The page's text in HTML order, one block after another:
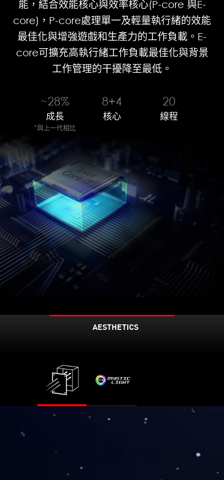
能，結合效能核心與效率核心(P-core 與E-
core)，P-core處理單一及輕量執行緒的效能
最佳化與增強遊戲和生產力的工作負載。E-
core可擴充高執行緒工作負載最佳化與背景
工作管理的干擾降至最低。
~28%
成長
*與上一代相比
8+4
核心
20
線程
AESTHETICS